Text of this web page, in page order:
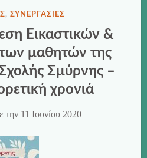
, ΣΥΝΕΡΓΑΣΊΕΣ
Εικαστικών &
των μαθητών της
Σμύρνης –
χρονιά
την 11 Ιουνίου 2020